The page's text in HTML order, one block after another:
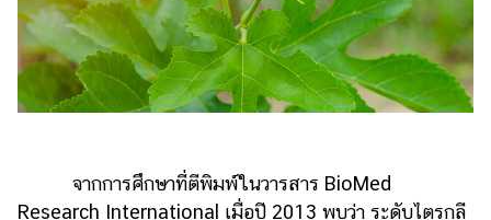
จากการศึกษาที่ตีพิมพ์ในวารสาร BioMed
Research International เมื่อปี 2013 พบว่า ระดับไตรกลี